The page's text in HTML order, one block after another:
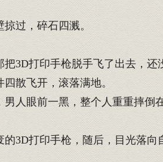
过，碎石四溅。
3D打印手枪脱手飞了出去，还
散飞开，滚落满地。
人眼前一黑，整个人重重摔倒
3D打印手枪，随后，目光落向